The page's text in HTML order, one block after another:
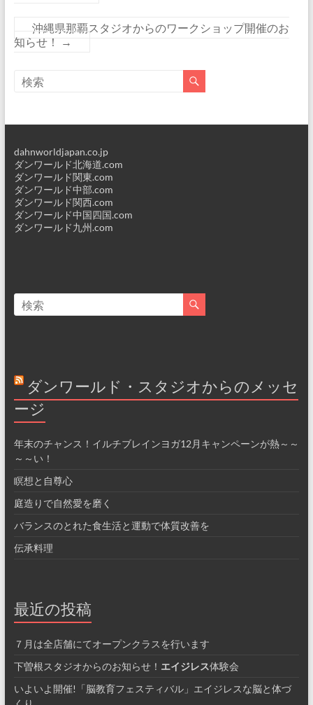
沖縄県那覇スタジオからのワークショップ開催のお
知らせ！
→
dahnworldjapan.co.jp
ダンワールド北海道.com
ダンワールド関東.com
ダンワールド中部.com
ダンワールド関西.com
ダンワールド中国四国.com
ダンワールド九州.com
ダンワールド・スタジオからのメッセ
ージ
年末のチャンス！イルチブレインヨガ12月キャンペーンが熱～～
～～い！
瞑想と自尊心
庭造りで自然愛を磨く
バランスのとれた食生活と運動で体質改善を
伝承料理
最近の投稿
７月は全店舗にてオープンクラスを行います
下曽根スタジオからのお知らせ！ エイジレス体験会
いよいよ開催!「脳教育フェスティバル」エイジレスな脳と体づ